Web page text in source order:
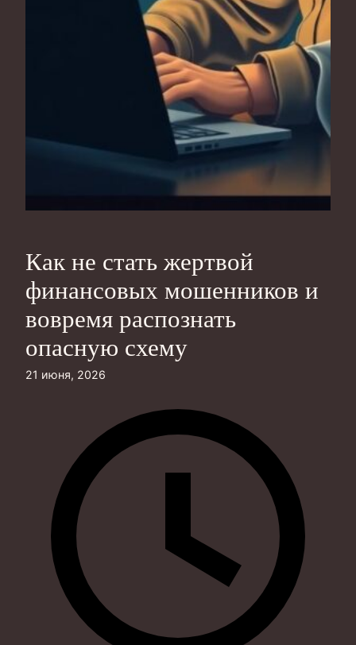
Как не стать жертвой
финансовых мошенников и
вовремя распознать
опасную схему
21 июня, 2026